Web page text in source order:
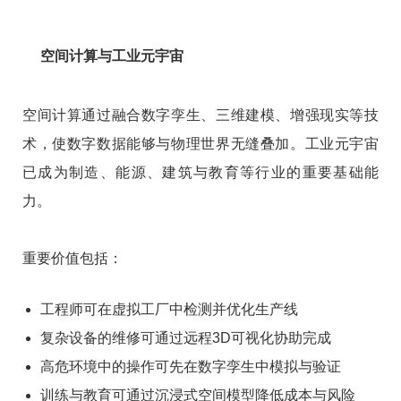
空间计算与工业元宇宙
空间计算通过融合数字孪生、三维建模、增强现实等技
术，使数字数据能够与物理世界无缝叠加。工业元宇宙
已成为制造、能源、建筑与教育等行业的重要基础能
力。
重要价值包括：
工程师可在虚拟工厂中检测并优化生产线
复杂设备的维修可通过远程3D可视化协助完成
高危环境中的操作可先在数字孪生中模拟与验证
训练与教育可通过沉浸式空间模型降低成本与风险